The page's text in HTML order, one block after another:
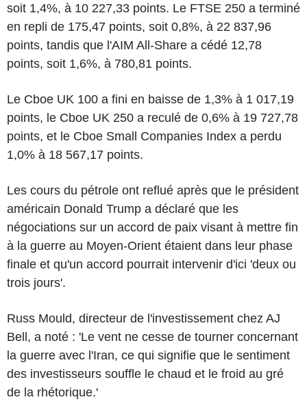
soit 1,4%, à 10 227,33 points. Le FTSE 250 a terminé
en repli de 175,47 points, soit 0,8%, à 22 837,96
points, tandis que l'AIM All-Share a cédé 12,78
points, soit 1,6%, à 780,81 points.
Le Cboe UK 100 a fini en baisse de 1,3% à 1 017,19
points, le Cboe UK 250 a reculé de 0,6% à 19 727,78
points, et le Cboe Small Companies Index a perdu
1,0% à 18 567,17 points.
Les cours du pétrole ont reflué après que le président
américain Donald Trump a déclaré que les
négociations sur un accord de paix visant à mettre fin
à la guerre au Moyen-Orient étaient dans leur phase
finale et qu'un accord pourrait intervenir d'ici 'deux ou
trois jours'.
Russ Mould, directeur de l'investissement chez AJ
Bell, a noté : 'Le vent ne cesse de tourner concernant
la guerre avec l'Iran, ce qui signifie que le sentiment
des investisseurs souffle le chaud et le froid au gré
de la rhétorique.'